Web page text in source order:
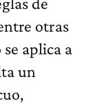
otras
aplica a
un